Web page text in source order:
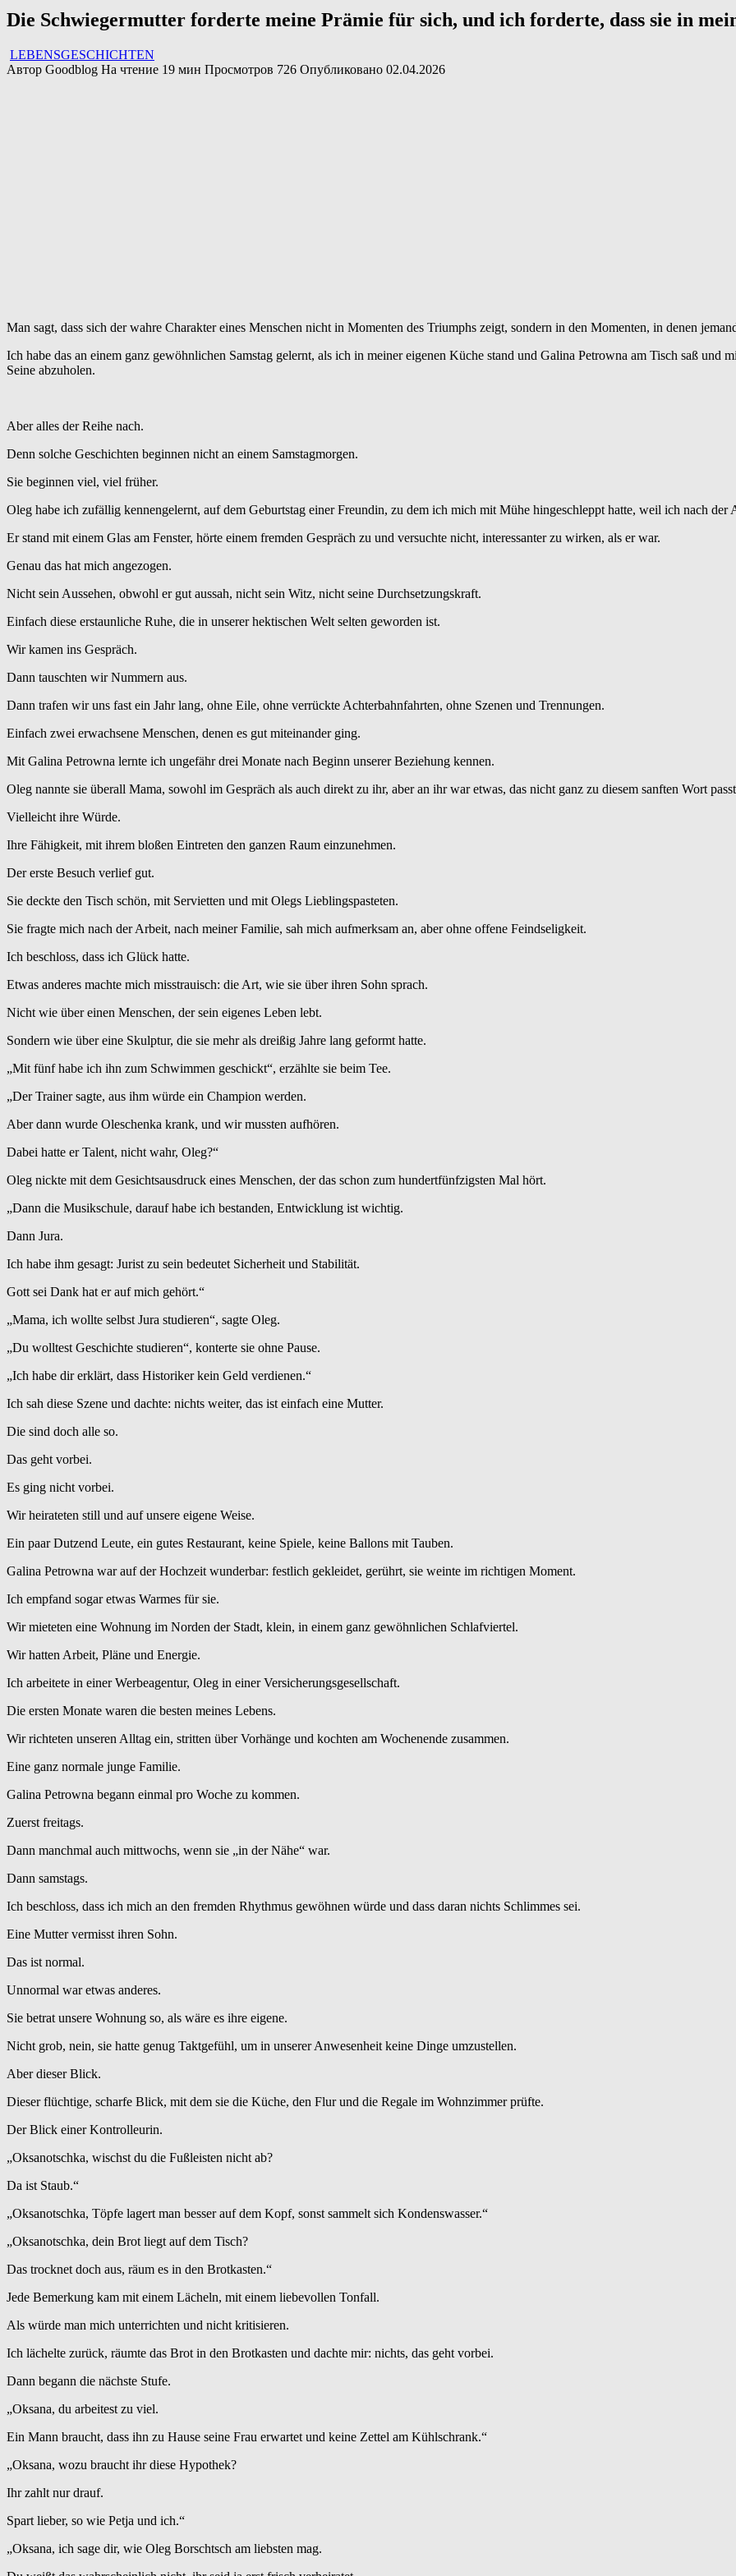
Die Schwiegermutter forderte meine Prämie für sich, und ich forderte, dass sie in
LEBENSGESCHICHTEN
Автор Goodblog На чтение 19 мин Просмотров 726 Опубликовано 02.04.2026
Man sagt, dass sich der wahre Charakter eines Menschen nicht in Momenten des Triumphs zeigt, sondern in den Momenten, in denen
Ich habe das an einem ganz gewöhnlichen Samstag gelernt, als ich in meiner eigenen Küche stand und Galina Petrowna am Tisch saß und
Seine abzuholen.
Aber alles der Reihe nach.
Denn solche Geschichten beginnen nicht an einem Samstagmorgen.
Sie beginnen viel, viel früher.
Oleg habe ich zufällig kennengelernt, auf dem Geburtstag einer Freundin, zu dem ich mich mit Mühe hingeschleppt hatte, weil ich nach
Er stand mit einem Glas am Fenster, hörte einem fremden Gespräch zu und versuchte nicht, interessanter zu wirken, als er war.
Genau das hat mich angezogen.
Nicht sein Aussehen, obwohl er gut aussah, nicht sein Witz, nicht seine Durchsetzungskraft.
Einfach diese erstaunliche Ruhe, die in unserer hektischen Welt selten geworden ist.
Wir kamen ins Gespräch.
Dann tauschten wir Nummern aus.
Dann trafen wir uns fast ein Jahr lang, ohne Eile, ohne verrückte Achterbahnfahrten, ohne Szenen und Trennungen.
Einfach zwei erwachsene Menschen, denen es gut miteinander ging.
Mit Galina Petrowna lernte ich ungefähr drei Monate nach Beginn unserer Beziehung kennen.
Oleg nannte sie überall Mama, sowohl im Gespräch als auch direkt zu ihr, aber an ihr war etwas, das nicht ganz zu diesem sanften Wort
Vielleicht ihre Würde.
Ihre Fähigkeit, mit ihrem bloßen Eintreten den ganzen Raum einzunehmen.
Der erste Besuch verlief gut.
Sie deckte den Tisch schön, mit Servietten und mit Olegs Lieblingspasteten.
Sie fragte mich nach der Arbeit, nach meiner Familie, sah mich aufmerksam an, aber ohne offene Feindseligkeit.
Ich beschloss, dass ich Glück hatte.
Etwas anderes machte mich misstrauisch: die Art, wie sie über ihren Sohn sprach.
Nicht wie über einen Menschen, der sein eigenes Leben lebt.
Sondern wie über eine Skulptur, die sie mehr als dreißig Jahre lang geformt hatte.
„Mit fünf habe ich ihn zum Schwimmen geschickt“, erzählte sie beim Tee.
„Der Trainer sagte, aus ihm würde ein Champion werden.
Aber dann wurde Oleschenka krank, und wir mussten aufhören.
Dabei hatte er Talent, nicht wahr, Oleg?“
Oleg nickte mit dem Gesichtsausdruck eines Menschen, der das schon zum hundertfünfzigsten Mal hört.
„Dann die Musikschule, darauf habe ich bestanden, Entwicklung ist wichtig.
Dann Jura.
Ich habe ihm gesagt: Jurist zu sein bedeutet Sicherheit und Stabilität.
Gott sei Dank hat er auf mich gehört.“
„Mama, ich wollte selbst Jura studieren“, sagte Oleg.
„Du wolltest Geschichte studieren“, konterte sie ohne Pause.
„Ich habe dir erklärt, dass Historiker kein Geld verdienen.“
Ich sah diese Szene und dachte: nichts weiter, das ist einfach eine Mutter.
Die sind doch alle so.
Das geht vorbei.
Es ging nicht vorbei.
Wir heirateten still und auf unsere eigene Weise.
Ein paar Dutzend Leute, ein gutes Restaurant, keine Spiele, keine Ballons mit Tauben.
Galina Petrowna war auf der Hochzeit wunderbar: festlich gekleidet, gerührt, sie weinte im richtigen Moment.
Ich empfand sogar etwas Warmes für sie.
Wir mieteten eine Wohnung im Norden der Stadt, klein, in einem ganz gewöhnlichen Schlafviertel.
Wir hatten Arbeit, Pläne und Energie.
Ich arbeitete in einer Werbeagentur, Oleg in einer Versicherungsgesellschaft.
Die ersten Monate waren die besten meines Lebens.
Wir richteten unseren Alltag ein, stritten über Vorhänge und kochten am Wochenende zusammen.
Eine ganz normale junge Familie.
Galina Petrowna begann einmal pro Woche zu kommen.
Zuerst freitags.
Dann manchmal auch mittwochs, wenn sie „in der Nähe“ war.
Dann samstags.
Ich beschloss, dass ich mich an den fremden Rhythmus gewöhnen würde und dass daran nichts Schlimmes sei.
Eine Mutter vermisst ihren Sohn.
Das ist normal.
Unnormal war etwas anderes.
Sie betrat unsere Wohnung so, als wäre es ihre eigene.
Nicht grob, nein, sie hatte genug Taktgefühl, um in unserer Anwesenheit keine Dinge umzustellen.
Aber dieser Blick.
Dieser flüchtige, scharfe Blick, mit dem sie die Küche, den Flur und die Regale im Wohnzimmer prüfte.
Der Blick einer Kontrolleurin.
„Oksanotschka, wischst du die Fußleisten nicht ab?
Da ist Staub.“
„Oksanotschka, Töpfe lagert man besser auf dem Kopf, sonst sammelt sich Kondenswasser.“
„Oksanotschka, dein Brot liegt auf dem Tisch?
Das trocknet doch aus, räum es in den Brotkasten.“
Jede Bemerkung kam mit einem Lächeln, mit einem liebevollen Tonfall.
Als würde man mich unterrichten und nicht kritisieren.
Ich lächelte zurück, räumte das Brot in den Brotkasten und dachte mir: nichts, das geht vorbei.
Dann begann die nächste Stufe.
„Oksana, du arbeitest zu viel.
Ein Mann braucht, dass ihn zu Hause seine Frau erwartet und keine Zettel am Kühlschrank.“
„Oksana, wozu braucht ihr diese Hypothek?
Ihr zahlt nur drauf.
Spart lieber, so wie Petja und ich.“
„Oksana, ich sage dir, wie Oleg Borschtsch am liebsten mag.